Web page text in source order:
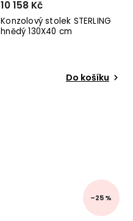
Konzolový stolek STERLING
hnědý 130X40 cm
10 158 Kč
Do košíku
–25 %